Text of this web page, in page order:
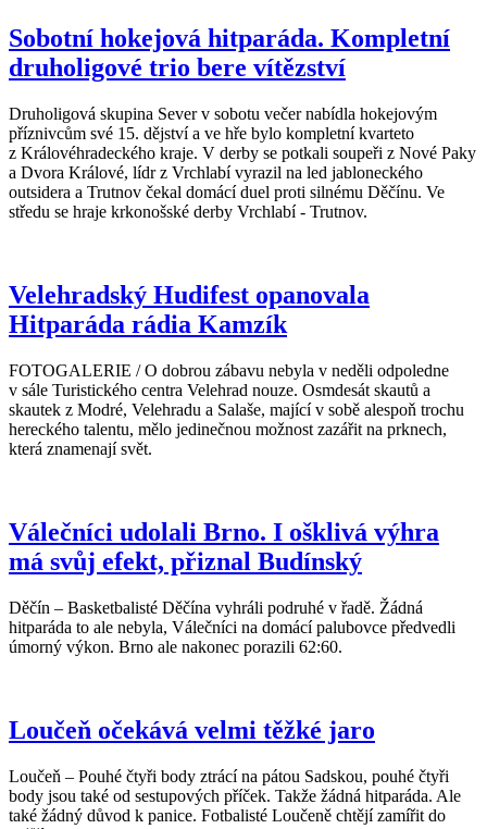
Sobotní hokejová hitparáda. Kompletní
druholigové trio bere vítězství
Druholigová skupina Sever v sobotu večer nabídla hokejovým
příznivcům své 15. dějství a ve hře bylo kompletní kvarteto
z Královéhradeckého kraje. V derby se potkali soupeři z Nové Paky
a Dvora Králové, lídr z Vrchlabí vyrazil na led jabloneckého
outsidera a Trutnov čekal domácí duel proti silnému Děčínu. Ve
středu se hraje krkonošské derby Vrchlabí - Trutnov.
Velehradský Hudifest opanovala
Hitparáda rádia Kamzík
FOTOGALERIE / O dobrou zábavu nebyla v neděli odpoledne
v sále Turistického centra Velehrad nouze. Osmdesát skautů a
skautek z Modré, Velehradu a Salaše, mající v sobě alespoň trochu
hereckého talentu, mělo jedinečnou možnost zazářit na prknech,
která znamenají svět.
Válečníci udolali Brno. I ošklivá výhra
má svůj efekt, přiznal Budínský
Děčín – Basketbalisté Děčína vyhráli podruhé v řadě. Žádná
hitparáda to ale nebyla, Válečníci na domácí palubovce předvedli
úmorný výkon. Brno ale nakonec porazili 62:60.
Loučeň očekává velmi těžké jaro
Loučeň – Pouhé čtyři body ztrácí na pátou Sadskou, pouhé čtyři
body jsou také od sestupových příček. Takže žádná hitparáda. Ale
také žádný důvod k panice. Fotbalisté Loučeně chtějí zamířit do